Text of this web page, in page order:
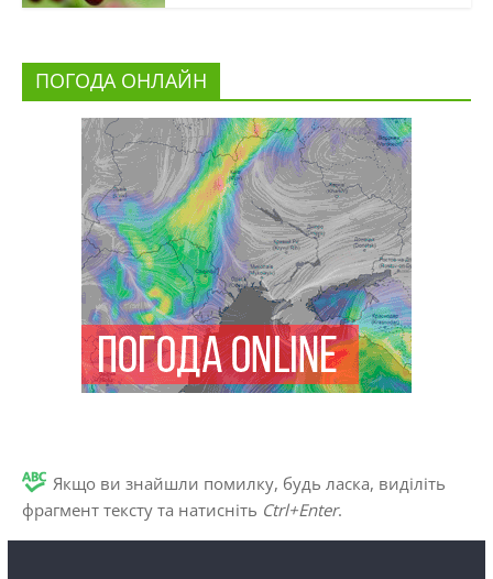
ПОГОДА ОНЛАЙН
Якщо ви знайшли помилку, будь ласка, виділіть
фрагмент тексту та натисніть Ctrl+Enter.